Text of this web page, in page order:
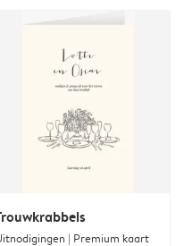
| Premium kaart